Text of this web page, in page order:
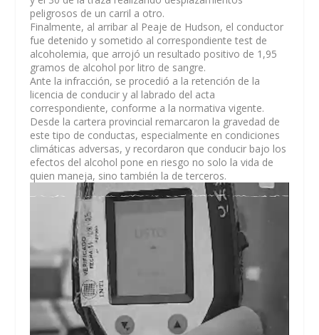
peligrosos de un carril a otro.
Finalmente, al arribar al Peaje de Hudson, el conductor
fue detenido y sometido al correspondiente test de
alcoholemia, que arrojó un resultado positivo de 1,95
gramos de alcohol por litro de sangre.
Ante la infracción, se procedió a la retención de la
licencia de conducir y al labrado del acta
correspondiente, conforme a la normativa vigente.
Desde la cartera provincial remarcaron la gravedad de
este tipo de conductas, especialmente en condiciones
climáticas adversas, y recordaron que conducir bajo los
efectos del alcohol pone en riesgo no solo la vida de
quien maneja, sino también la de terceros.
Reproductor